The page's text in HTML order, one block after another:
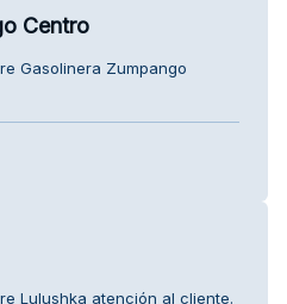
Centro
Gasolinera Zumpango
Lulushka atención al cliente.